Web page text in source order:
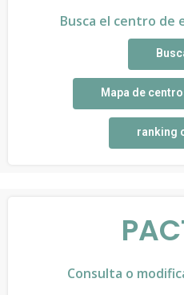
Busca el centro de
Mapa de
ranking
Consulta o